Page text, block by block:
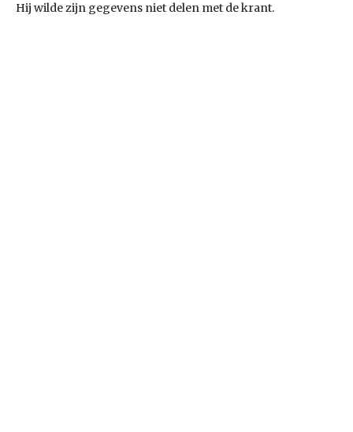
Hij wilde zijn gegevens niet delen met de krant.